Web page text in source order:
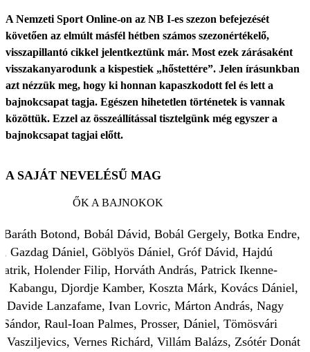
A Nemzeti Sport Online-on az NB I-es szezon befejezését
követően az elmúlt másfél hétben számos szezonértékelő,
visszapillantó cikkel jelentkeztünk már. Most ezek zárásaként
visszakanyarodunk a kispestiek „hőstettére”. Jelen írásunkban
azt nézzük meg, hogy ki honnan kapaszkodott fel és lett a
bajnokcsapat tagja. Egészen hihetetlen történetek is vannak
közöttük. Ezzel az összeállítással tisztelgünk még egyszer a
bajnokcsapat tagjai előtt.
A SAJÁT NEVELÉSŰ MAG
ŐK A BAJNOKOK
Botond, Bobál Dávid, Bobál Gergely, Botka Endre,
Gazdag Dániel, Göblyös Dániel, Gróf Dávid, Hajdú
Holender Filip, Horváth András, Patrick Ikenne-
Kabangu, Djordje Kamber, Koszta Márk, Kovács Dániel,
Davide Lanzafame, Ivan Lovric, Márton András, Nagy
Raul-Ioan Palmes, Prosser, Dániel, Tömösvári
Vasziljevics, Vernes Richárd, Villám Balázs, Zsótér Donát